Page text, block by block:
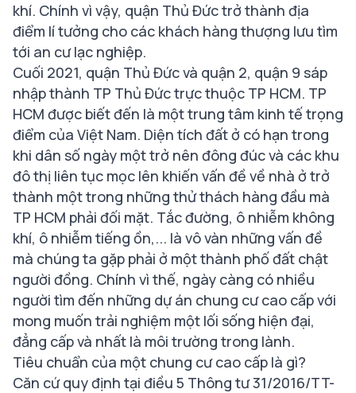
khí. Chính vì vậy, quận Thủ Đức trở thành địa
điểm lí tưởng cho các khách hàng thượng lưu tìm
tới an cư lạc nghiệp.
Cuối 2021, quận Thủ Đức và quận 2, quận 9 sáp
nhập thành TP Thủ Đức trực thuộc TP HCM. TP
HCM được biết đến là một trung tâm kinh tế trọng
điểm của Việt Nam. Diện tích đất ở có hạn trong
khi dân số ngày một trở nên đông đúc và các khu
đô thị liên tục mọc lên khiến vấn đề về nhà ở trở
thành một trong những thử thách hàng đầu mà
TP HCM phải đối mặt. Tắc đường, ô nhiễm không
khí, ô nhiễm tiếng ồn,... là vô vàn những vấn đề
mà chúng ta gặp phải ở một thành phố đất chật
người đồng. Chính vì thế, ngày càng có nhiều
người tìm đến những dự án chung cư cao cấp với
mong muốn trải nghiệm một lối sống hiện đại,
đẳng cấp và nhất là môi trường trong lành.
Tiêu chuẩn của một chung cư cao cấp là gì?
Căn cứ quy định tại điều 5 Thông tư 31/2016/TT-